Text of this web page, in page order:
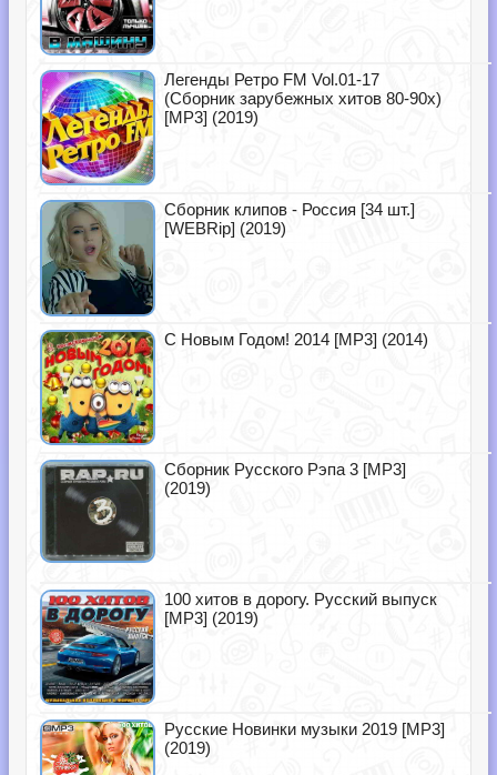
Легенды Ретро FM Vol.01-17
(Сборник зарубежных хитов 80-90х)
[MP3] (2019)
Сборник клипов - Россия [34 шт.]
[WEBRip] (2019)
С Новым Годом! 2014 [MP3] (2014)
Сборник Русского Рэпа 3 [MP3]
(2019)
100 хитов в дорогу. Русский выпуск
[MP3] (2019)
Русские Новинки музыки 2019 [MP3]
(2019)